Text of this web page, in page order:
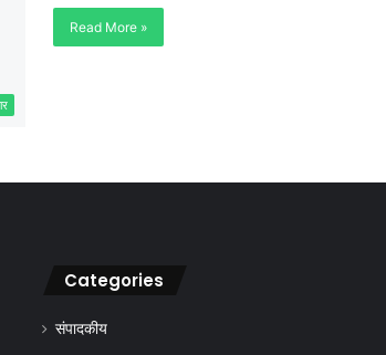
Read More »
Categories
संपादकीय